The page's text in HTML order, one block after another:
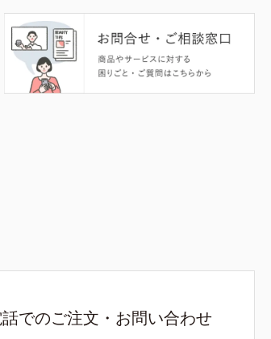
でのご注文・お問い合わせ